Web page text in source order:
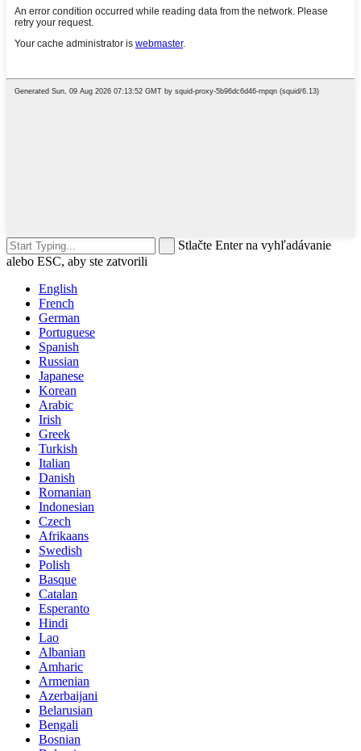
Stlačte Enter na vyhľadávanie
alebo ESC, aby ste zatvorili
English
French
German
Portuguese
Spanish
Russian
Japanese
Korean
Arabic
Irish
Greek
Turkish
Italian
Danish
Romanian
Indonesian
Czech
Afrikaans
Swedish
Polish
Basque
Catalan
Esperanto
Hindi
Lao
Albanian
Amharic
Armenian
Azerbaijani
Belarusian
Bengali
Bosnian